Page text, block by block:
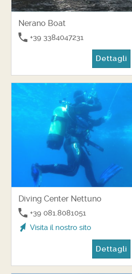
Nerano Boat
+39 3384047231
Dettagli
Diving Center Nettuno
+39 081.8081051
Visita il nostro sito
Dettagli